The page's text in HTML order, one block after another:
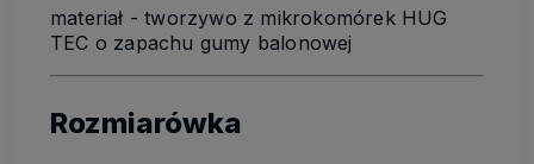
materiał - tworzywo z mikrokomórek HUG
TEC o zapachu gumy balonowej
Rozmiarówka